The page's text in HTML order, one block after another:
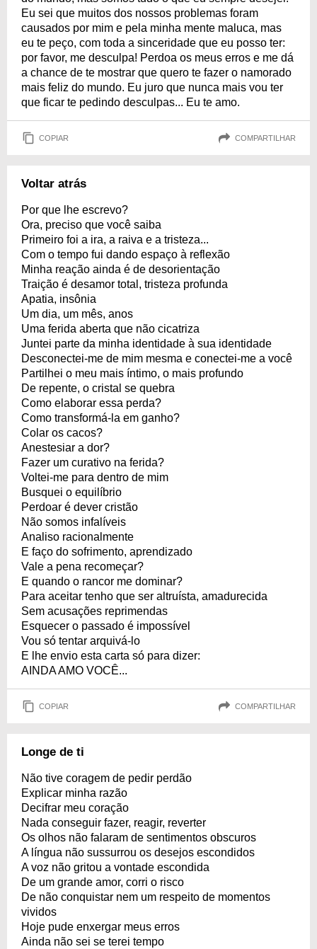
Eu sei que muitos dos nossos problemas foram
causados por mim e pela minha mente maluca, mas
eu te peço, com toda a sinceridade que eu posso ter:
por favor, me desculpa! Perdoa os meus erros e me dá
a chance de te mostrar que quero te fazer o namorado
mais feliz do mundo. Eu juro que nunca mais vou ter
que ficar te pedindo desculpas... Eu te amo.
COPIAR COMPARTILHAR
Voltar atrás
Por que lhe escrevo?
Ora, preciso que você saiba
Primeiro foi a ira, a raiva e a tristeza...
Com o tempo fui dando espaço à reflexão
Minha reação ainda é de desorientação
Traição é desamor total, tristeza profunda
Apatia, insônia
Um dia, um mês, anos
Uma ferida aberta que não cicatriza
Juntei parte da minha identidade à sua identidade
Desconectei-me de mim mesma e conectei-me a você
Partilhei o meu mais íntimo, o mais profundo
De repente, o cristal se quebra
Como elaborar essa perda?
Como transformá-la em ganho?
Colar os cacos?
Anestesiar a dor?
Fazer um curativo na ferida?
Voltei-me para dentro de mim
Busquei o equilíbrio
Perdoar é dever cristão
Não somos infalíveis
Analiso racionalmente
E faço do sofrimento, aprendizado
Vale a pena recomeçar?
E quando o rancor me dominar?
Para aceitar tenho que ser altruísta, amadurecida
Sem acusações reprimendas
Esquecer o passado é impossível
Vou só tentar arquivá-lo
E lhe envio esta carta só para dizer:
AINDA AMO VOCÊ...
COPIAR COMPARTILHAR
Longe de ti
Não tive coragem de pedir perdão
Explicar minha razão
Decifrar meu coração
Nada conseguir fazer, reagir, reverter
Os olhos não falaram de sentimentos obscuros
A língua não sussurrou os desejos escondidos
A voz não gritou a vontade escondida
De um grande amor, corri o risco
De não conquistar nem um respeito de momentos
vividos
Hoje pude enxergar meus erros
Ainda não sei se terei tempo